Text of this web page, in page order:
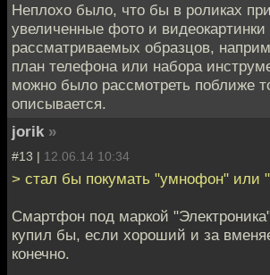
Неплохо было, что бы в роликах
увеличенные фото и видеокартинки
рассматриваемых образцов,
план телефона или набора
можно было рассмотреть поближе
описывается.
jorik »
#13 | 12.06.14 10:34
> стал бы покумать "умнофон" или
Смартфон под маркой
купил бы, если хороший и за
конечно.